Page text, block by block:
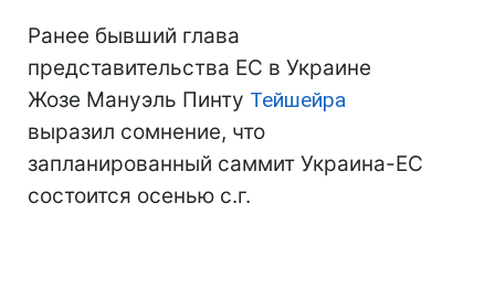
Ранее бывший глава
представительства ЕС в Украине
Жозе Мануэль Пинту Тейшейра
выразил сомнение, что
запланированный саммит Украина-ЕС
состоится осенью с.г.